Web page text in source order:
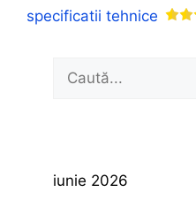
specificatii tehnice
după:
iunie 2026